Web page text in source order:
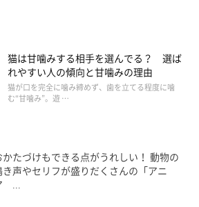
猫は甘噛みする相手を選んでる？ 選ば
れやすい人の傾向と甘噛みの理由
猫が口を完全に噛み締めず、歯を立てる程度に噛
む“甘噛み”。遊 …
かたづけもできる点がうれしい！ 動物の
き声やセリフが盛りだくさんの「アニ
...